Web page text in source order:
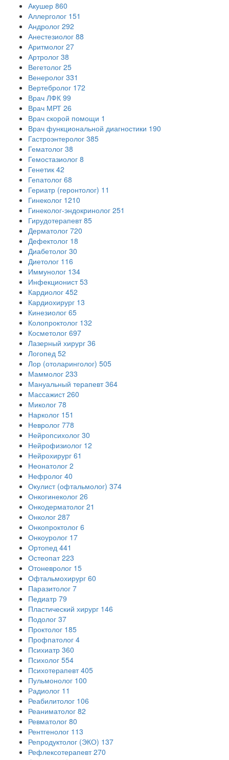
Акушер 860
Аллерголог 151
Андролог 292
Анестезиолог 88
Аритмолог 27
Артролог 38
Вегетолог 25
Венеролог 331
Вертебролог 172
Врач ЛФК 99
Врач МРТ 26
Врач скорой помощи 1
Врач функциональной диагностики 190
Гастроэнтеролог 385
Гематолог 38
Гемостазиолог 8
Генетик 42
Гепатолог 68
Гериатр (геронтолог) 11
Гинеколог 1210
Гинеколог-эндокринолог 251
Гирудотерапевт 85
Дерматолог 720
Дефектолог 18
Диабетолог 30
Диетолог 116
Иммунолог 134
Инфекционист 53
Кардиолог 452
Кардиохирург 13
Кинезиолог 65
Колопроктолог 132
Косметолог 697
Лазерный хирург 36
Логопед 52
Лор (отоларинголог) 505
Маммолог 233
Мануальный терапевт 364
Массажист 260
Миколог 78
Нарколог 151
Невролог 778
Нейропсихолог 30
Нейрофизиолог 12
Нейрохирург 61
Неонатолог 2
Нефролог 40
Окулист (офтальмолог) 374
Онкогинеколог 26
Онкодерматолог 21
Онколог 287
Онкопроктолог 6
Онкоуролог 17
Ортопед 441
Остеопат 223
Отоневролог 15
Офтальмохирург 60
Паразитолог 7
Педиатр 79
Пластический хирург 146
Подолог 37
Проктолог 185
Профпатолог 4
Психиатр 360
Психолог 554
Психотерапевт 405
Пульмонолог 100
Радиолог 11
Реабилитолог 106
Реаниматолог 82
Ревматолог 80
Рентгенолог 113
Репродуктолог (ЭКО) 137
Рефлексотерапевт 270